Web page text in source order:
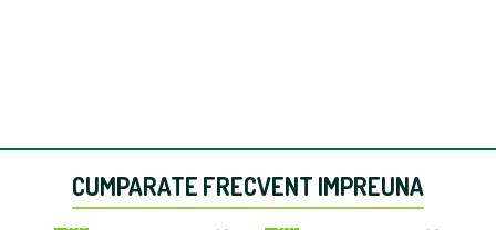
CUMPARATE FRECVENT IMPREUNA